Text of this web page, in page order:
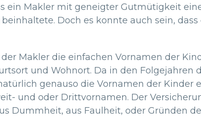
ein Makler mit geneigter Gutmütigkeit
Doch es konnte auch sein,
Makler die einfachen Vornamen der
und Wohnort. Da in den Folgejahren
genauso die Vornamen der Kinder
und oder Drittvornamen. Der
Dummheit, aus Faulheit, oder Gründen